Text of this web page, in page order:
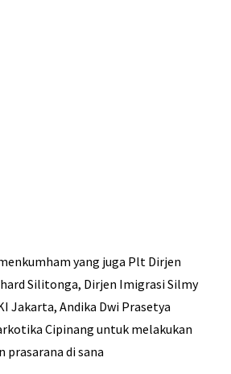
yang juga Plt Dirjen
Silitonga, Dirjen Imigrasi Silmy
Jakarta, Andika Dwi Prasetya
Cipinang untuk melakukan
prasarana di sana